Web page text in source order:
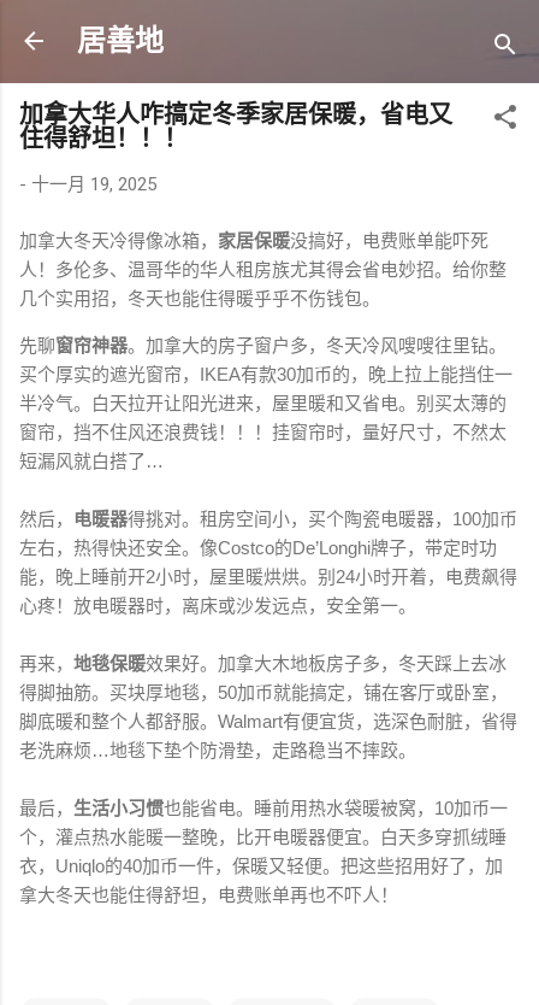
居善地
加拿大华人咋搞定冬季家居保暖，省电又
住得舒坦！！！
- 十一月 19, 2025
加拿大冬天冷得像冰箱， 家居保暖没搞好，电费账单能吓死
人！多伦多、温哥华的华人租房族尤其得会省电妙招。给你整
几个实用招，冬天也能住得暖乎乎不伤钱包。
先聊窗帘神器。加拿大的房子窗户多，冬天冷风嗖嗖往里钻。
买个厚实的遮光窗帘，IKEA有款30加币的，晚上拉上能挡住一
半冷气。白天拉开让阳光进来，屋里暖和又省电。别买太薄的
窗帘，挡不住风还浪费钱！！！挂窗帘时，量好尺寸，不然太
短漏风就白搭了…
然后， 电暖器得挑对。租房空间小，买个陶瓷电暖器，100加币
左右，热得快还安全。像Costco的De’Longhi牌子，带定时功
能，晚上睡前开2小时，屋里暖烘烘。别24小时开着，电费飙得
心疼！放电暖器时，离床或沙发远点，安全第一。
再来， 地毯保暖效果好。加拿大木地板房子多，冬天踩上去冰
得脚抽筋。买块厚地毯，50加币就能搞定，铺在客厅或卧室，
脚底暖和整个人都舒服。Walmart有便宜货，选深色耐脏，省得
老洗麻烦…地毯下垫个防滑垫，走路稳当不摔跤。
最后， 生活小习惯也能省电。睡前用热水袋暖被窝，10加币一
个，灌点热水能暖一整晚，比开电暖器便宜。白天多穿抓绒睡
衣，Uniqlo的40加币一件，保暖又轻便。把这些招用好了，加
拿大冬天也能住得舒坦，电费账单再也不吓人！